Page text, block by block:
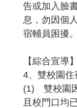
告或加入臉
息，勿因個
宿輔員困擾。
【綜合宣導
4、雙校園住
(1) 雙校園
且校門口均